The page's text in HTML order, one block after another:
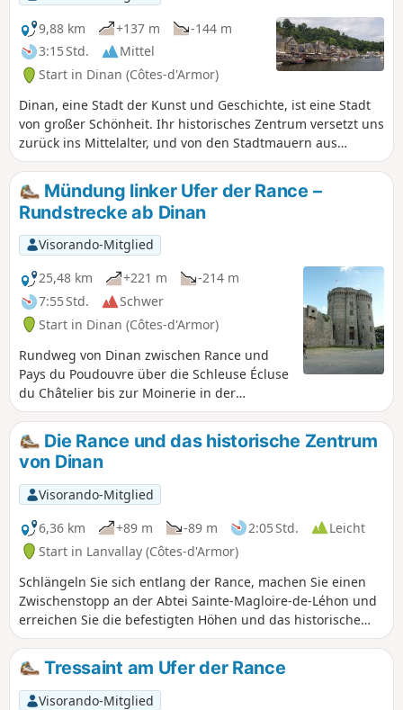
Beobachtungen!
9,88 km
+137 m
-144 m
3:15 Std.
Mittel
Start in Dinan (Côtes-d'Armor)
Dinan, eine Stadt der Kunst und Geschichte, ist eine Stadt
von großer Schönheit. Ihr historisches Zentrum versetzt uns
zurück ins Mittelalter, und von den Stadtmauern aus
überblickt der Besucher das Tal der Rance und das
Straßenviadukt, das mit seinen 10 Bögen und einer Höhe
von 50 Metern die Rance überspannt. Hinzu kommt die
Durchquerung des wunderschönen Ortskerns von Léhon
und schließlich ein romantischer Spaziergang entlang der
Rance.
Mündung linker Ufer der Rance –
Rundstrecke ab Dinan
Visorando-Mitglied
25,48 km
+221 m
-214 m
7:55 Std.
Schwer
Start in Dinan (Côtes-d'Armor)
Rundweg von Dinan zwischen Rance und
Pays du Poudouvre über die Schleuse Écluse
du Châtelier bis zur Moinerie in der
Gemeinde Plouër-sur-Rance.
Die Rance und das historische Zentrum
von Dinan
Visorando-Mitglied
6,36 km
+89 m -89 m 2:05 Std.
Leicht
Start in Lanvallay (Côtes-d'Armor)
Schlängeln Sie sich entlang der Rance, machen Sie einen
Zwischenstopp an der Abtei Sainte-Magloire-de-Léhon und
erreichen Sie die befestigten Höhen und das historische
Zentrum von Dinan.
Tressaint am Ufer der Rance
Visorando-Mitglied